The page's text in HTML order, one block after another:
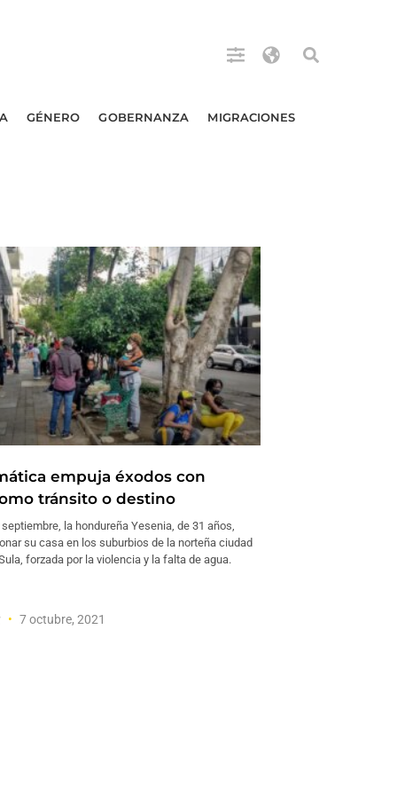
GÉNERO GOBERNANZA MIGRACIONES
empuja éxodos con
tránsito o destino
la hondureña Yesenia, de 31 años,
su casa en los suburbios de la norteña ciudad
forzada por la violencia y la falta de agua.
7 octubre, 2021